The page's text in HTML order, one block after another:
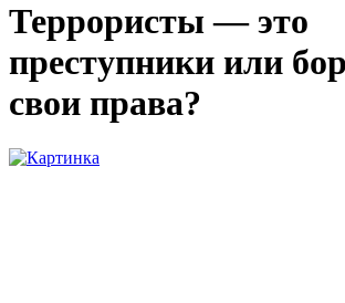
Террористы — это
преступники или
свои права?